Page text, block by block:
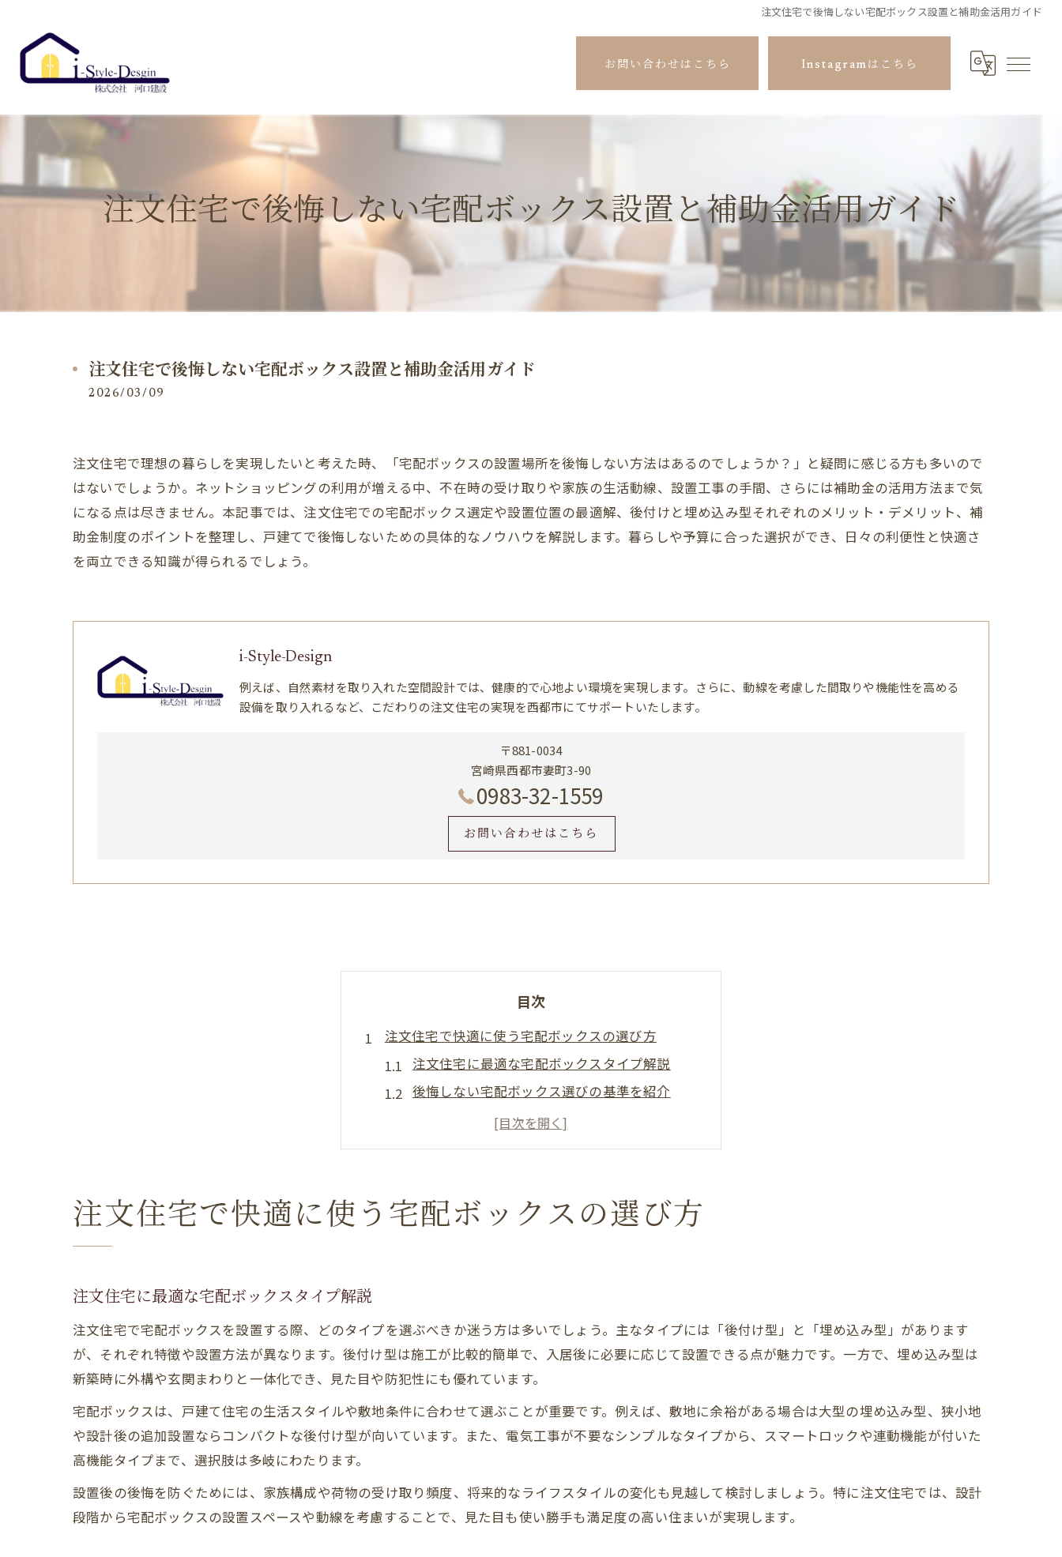
注文住宅で後悔しない宅配ボックス設置と補助金活用ガイド
お問い合わせはこちら Instagramはこちら
注文住宅で後悔しない宅配ボックス設置と補助金活用ガイド
注文住宅で後悔しない宅配ボックス設置と補助金活用ガイド
2026/03/09
注文住宅で理想の暮らしを実現したいと考えた時、「宅配ボックスの設置場所を後悔しない方法はあるのでしょうか？」と疑問に感じる方も多いので
はないでしょうか。ネットショッピングの利用が増える中、不在時の受け取りや家族の生活動線、設置工事の手間、さらには補助金の活用方法まで気
になる点は尽きません。本記事では、注文住宅での宅配ボックス選定や設置位置の最適解、後付けと埋め込み型それぞれのメリット・デメリット、補
助金制度のポイントを整理し、戸建てで後悔しないための具体的なノウハウを解説します。暮らしや予算に合った選択ができ、日々の利便性と快適さ
を両立できる知識が得られるでしょう。
i-Style-Design
例えば、自然素材を取り入れた空間設計では、健康的で心地よい環境を実現します。さらに、動線を考慮した間取りや機能性を高める
設備を取り入れるなど、こだわりの注文住宅の実現を西都市にてサポートいたします。
〒881-0034
宮崎県西都市妻町3-90
0983-32-1559
お問い合わせはこちら
目次
注文住宅で快適に使う宅配ボックスの選び方
注文住宅に最適な宅配ボックスタイプ解説
後悔しない宅配ボックス選びの基準を紹介
注文住宅の暮らしに合うサイズと機能を比較
戸建てならではの宅配ボックス設置ポイント
後悔しない宅配ボックス設置場所の工夫
注文住宅で失敗しない設置場所の工夫とは
玄関や門柱周辺の注文住宅設置アイデア
埋め込みで悩まない注文住宅の宅配対策
後悔を防ぐ埋め込み設置の注意点を徹底解説
埋め込み設置後悔を防ぐ事前確認ポイント
注文住宅で快適に使う宅配ボックスの選び方
注文住宅に最適な宅配ボックスタイプ解説
注文住宅で宅配ボックスを設置する際、どのタイプを選ぶべきか迷う方は多いでしょう。主なタイプには「後付け型」と「埋め込み型」があります
が、それぞれ特徴や設置方法が異なります。後付け型は施工が比較的簡単で、入居後に必要に応じて設置できる点が魅力です。一方で、埋め込み型は
新築時に外構や玄関まわりと一体化でき、見た目や防犯性にも優れています。
宅配ボックスは、戸建て住宅の生活スタイルや敷地条件に合わせて選ぶことが重要です。例えば、敷地に余裕がある場合は大型の埋め込み型、狭小地
や設計後の追加設置ならコンパクトな後付け型が向いています。また、電気工事が不要なシンプルなタイプから、スマートロックや連動機能が付いた
高機能タイプまで、選択肢は多岐にわたります。
設置後の後悔を防ぐためには、家族構成や荷物の受け取り頻度、将来的なライフスタイルの変化も見越して検討しましょう。特に注文住宅では、設計
段階から宅配ボックスの設置スペースや動線を考慮することで、見た目も使い勝手も満足度の高い住まいが実現します。